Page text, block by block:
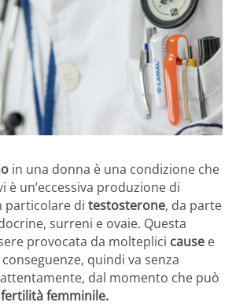
in una donna è una condizione che
è un’eccessiva produzione di
particolare di testosterone, da parte
surreni e ovaie. Questa
provocata da molteplici cause e
quindi va senza
dal momento che può
fertilità femminile.